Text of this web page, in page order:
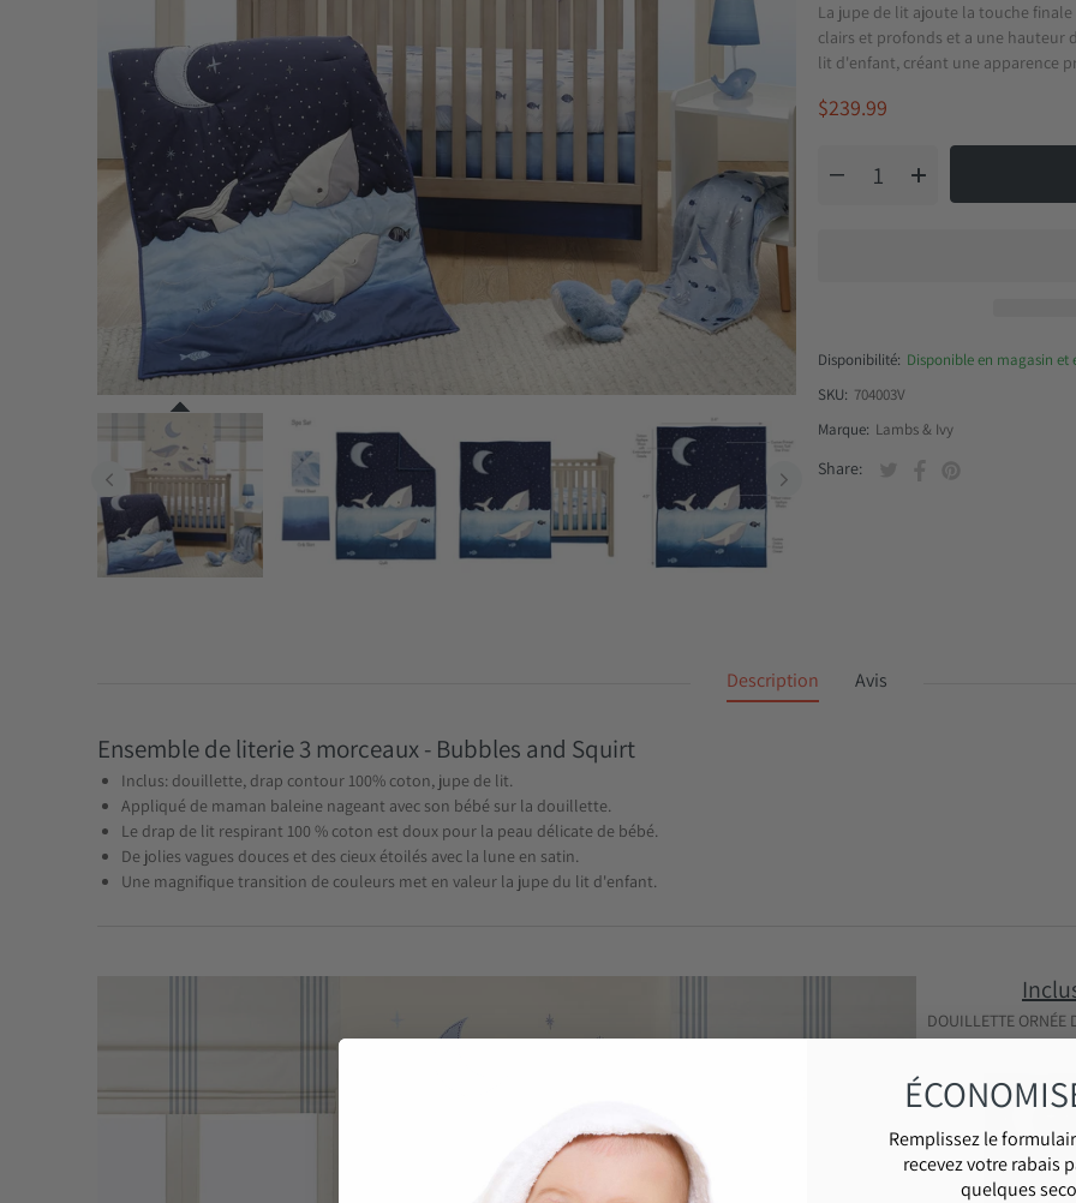
La jupe de lit ajoute la touche
clairs et profonds et a une hauteur
lit d'enfant, créant une apparence
$239.99
Disponibilité: Disponible en magasin et
SKU: 704003V
Marque: Lambs & Ivy
Share:
Description Avis
Ensemble de literie 3 morceaux - Bubbles and Squirt
Inclus: douillette, drap contour 100% coton, jupe de lit.
Appliqué de maman baleine nageant avec son bébé sur la douillette.
Le drap de lit respirant 100 % coton est doux pour la peau délicate de bébé.
De jolies vagues douces et des cieux étoilés avec la lune en satin.
Une magnifique transition de couleurs met en valeur la jupe du lit d'enfant.
DOUILLETTE ORNÉE
Remplissez le
recevez votre rabais
quelques